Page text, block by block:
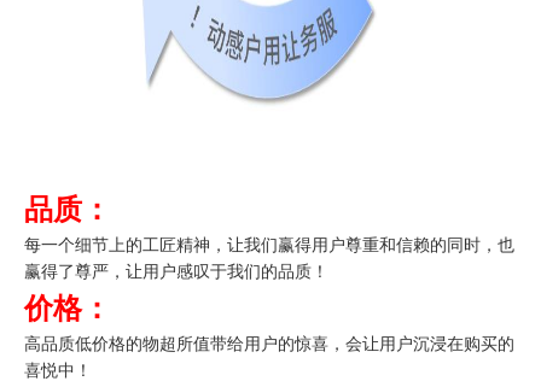
品质：
每一个细节上的工匠精神，让我们赢得用户尊重和信赖的同时，也
赢得了尊严，让用户感叹于我们的品质！
价格：
高品质低价格的物超所值带给用户的惊喜，会让用户沉浸在购买的
喜悦中！